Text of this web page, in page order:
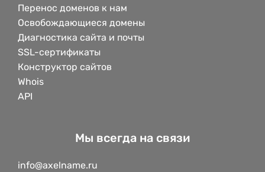
Перенос доменов к нам
Освобождающиеся домены
Диагностика сайта и почты
SSL-сертификаты
Конструктор сайтов
Whois
API
Мы всегда на связи
info@axelname.ru